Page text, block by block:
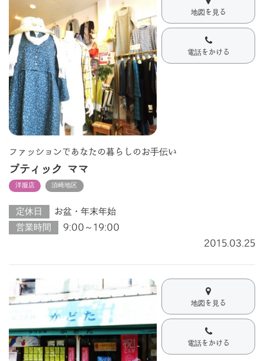
地図を見る
電話をかける
ファッションであなたの暮らしのお手伝い
ブティック ママ
洋服店 須崎地区
定休日
お盆・年末年始
営業時間
9:00～19:00
2015.03.25
地図を見る
電話をかける